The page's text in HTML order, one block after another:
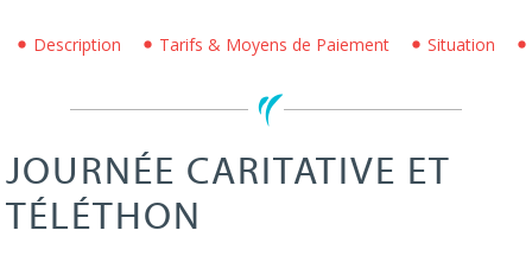
Description Tarifs & Moyens de Paiement Situation
JOURNÉE CARITATIVE ET
TÉLÉTHON